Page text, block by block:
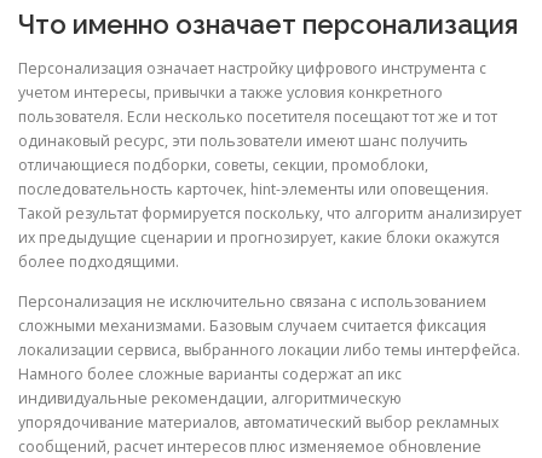
Что именно означает персонализация
Персонализация означает настройку цифрового инструмента с
учетом интересы, привычки а также условия конкретного
пользователя. Если несколько посетителя посещают тот же и тот
одинаковый ресурс, эти пользователи имеют шанс получить
отличающиеся подборки, советы, секции, промоблоки,
последовательность карточек, hint-элементы или оповещения.
Такой результат формируется поскольку, что алгоритм анализирует
их предыдущие сценарии и прогнозирует, какие блоки окажутся
более подходящими.
Персонализация не исключительно связана с использованием
сложными механизмами. Базовым случаем считается фиксация
локализации сервиса, выбранного локации либо темы интерфейса.
Намного более сложные варианты содержат ап икс
индивидуальные рекомендации, алгоритмическую
упорядочивание материалов, автоматический выбор рекламных
сообщений, расчет интересов плюс изменяемое обновление